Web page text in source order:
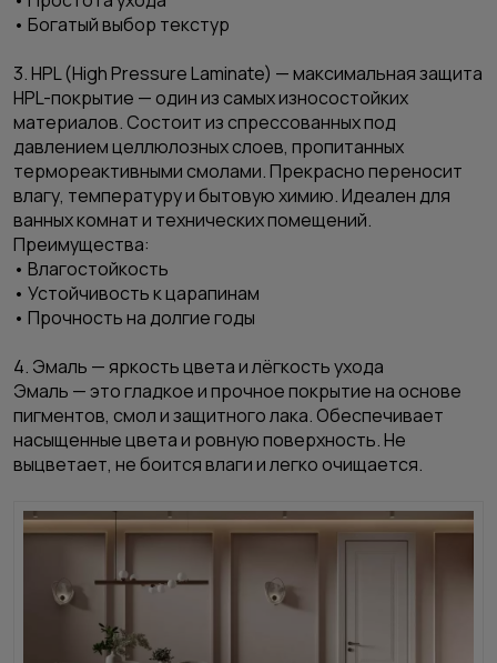
• Богатый выбор текстур
3. HPL (High Pressure Laminate) — максимальная защита
HPL-покрытие — один из самых износостойких
материалов. Состоит из спрессованных под
давлением целлюлозных слоев, пропитанных
термореактивными смолами. Прекрасно переносит
влагу, температуру и бытовую химию. Идеален для
ванных комнат и технических помещений.
Преимущества:
• Влагостойкость
• Устойчивость к царапинам
• Прочность на долгие годы
4. Эмаль — яркость цвета и лёгкость ухода
Эмаль — это гладкое и прочное покрытие на основе
пигментов, смол и защитного лака. Обеспечивает
насыщенные цвета и ровную поверхность. Не
выцветает, не боится влаги и легко очищается.